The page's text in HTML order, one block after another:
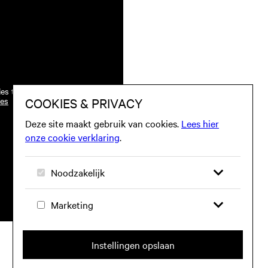
te worden toegestaan.